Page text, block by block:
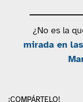
¿No es la
mirada en
¡COMPÁRTELO!